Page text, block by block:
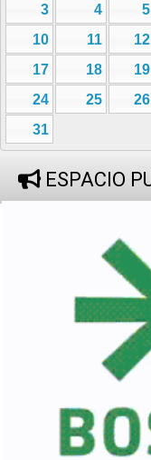
3
4 5
10
11 12
17
18 19
24
25 26
31
ESPACIO